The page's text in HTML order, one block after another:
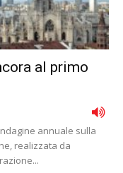
al primo
annuale sulla
realizzata da